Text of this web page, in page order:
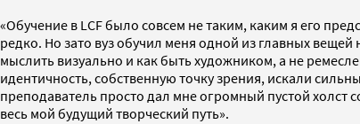
«Обучение в LCF было совсем не таким, каким я его
редко. Но зато вуз обучил меня одной из главных
мыслить визуально и как быть художником, а не
идентичность, собственную точку зрения, искали
преподаватель просто дал мне огромный пустой холст
весь мой будущий творческий путь».